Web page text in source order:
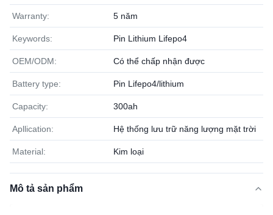
Warranty: 5 năm
Keywords: Pin Lithium Lifepo4
OEM/ODM: Có thể chấp nhận được
Battery type: Pin Lifepo4/lithium
Capacity: 300ah
Apllication: Hệ thống lưu trữ năng lượng mặt trời
Material: Kim loại
Mô tả sản phẩm